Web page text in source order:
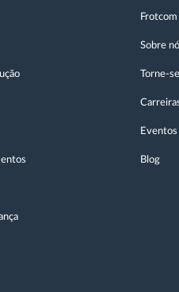
Sobre
Torne-
Eventos
Blog